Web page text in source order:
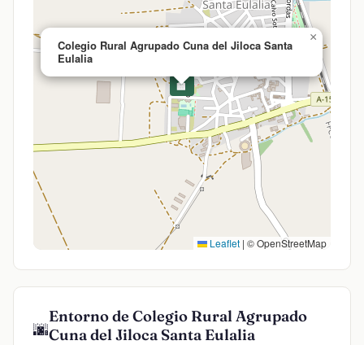
🏫
Colegio Rural Agrupado Cuna del Jiloca Santa
Eulalia
×
Leaflet | © OpenStreetMap
🌆
Entorno de Colegio Rural Agrupado
Cuna del Jiloca Santa Eulalia